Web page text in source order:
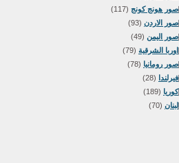
صور هونج كونج (117)
صور الاردن (93)
صور اليمن (49)
اوربا الشرقية (79)
صور رومانيا (78)
فيرلندا (28)
كوريا (189)
لبنان (70)